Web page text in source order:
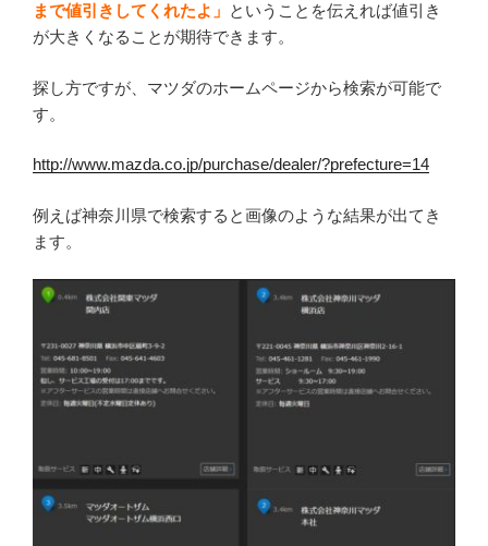
まで値引きしてくれたよ」 ということを伝えれば値引き
が大きくなることが期待できます。
探し方ですが、マツダのホームページから検索が可能で
す。
http://www.mazda.co.jp/purchase/dealer/?prefecture=14
例えば神奈川県で検索すると画像のような結果が出てき
ます。